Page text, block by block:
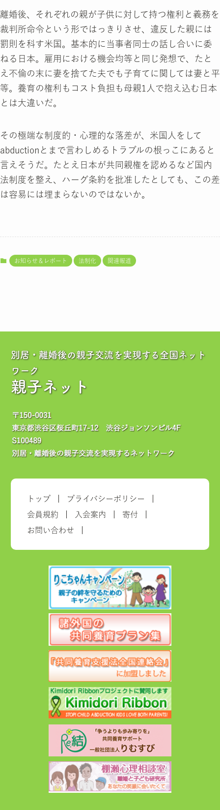
離婚後、それぞれの親が子供に対して持つ権利と義務を
裁判所命令という形ではっきりさせ、違反した親には
罰則を科す米国。基本的に当事者同士の話し合いに委
ねる日本。雇用における機会均等と同じ発想で、たと
え不倫の末に妻を捨てた夫でも子育てに関しては妻と平
等。養育の権利もコスト負担も母親1人で抱え込む日本
とは大違いだ。
その極端な制度的・心理的な落差が、米国人をして
abductionとまで言わしめるトラブルの根っこにあると
言えそうだ。たとえ日本が共同親権を認めるなど国内
法制度を整え、ハーグ条約を批准したとしても、この差
は容易には埋まらないのではないか。
お知らせ＆レポート 法制化 関連報道
別居・離婚後の親子交流を実現する全国ネット
ワーク
親子ネット
トップ プライバシーポリシー
会員規約 入会案内 寄付
お問い合わせ